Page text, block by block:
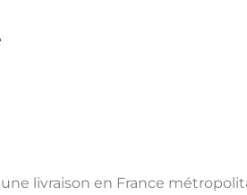
livraison en France